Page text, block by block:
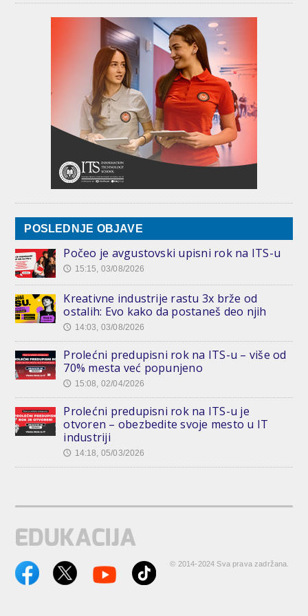
POSLEDNJE OBJAVE
Počeo je avgustovski upisni rok na ITS-u
🕔 15:15, 03/08/2026
Kreativne industrije rastu 3x brže od
ostalih: Evo kako da postaneš deo njih
🕔 14:03, 03/08/2026
Prolećni predupisni rok na ITS-u – više od
70% mesta već popunjeno
🕔 15:08, 02/04/2026
Prolećni predupisni rok na ITS-u je
otvoren – obezbedite svoje mesto u IT
industriji
🕔 14:18, 05/03/2026
© 2014-2024 Sva prava zadržana.